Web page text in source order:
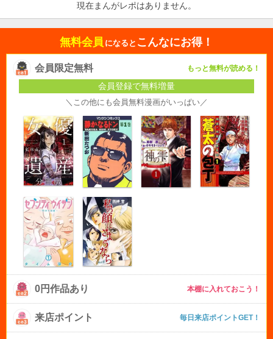
現在まんがレポはありません。
無料会員 になると こんなにお得！
会員限定無料 もっと無料が読める！
会員登録で無料増量
＼この他にも会員無料漫画がいっぱい／
0円作品あり 本棚に入れておこう！
来店ポイント 毎日来店ポイントGET！